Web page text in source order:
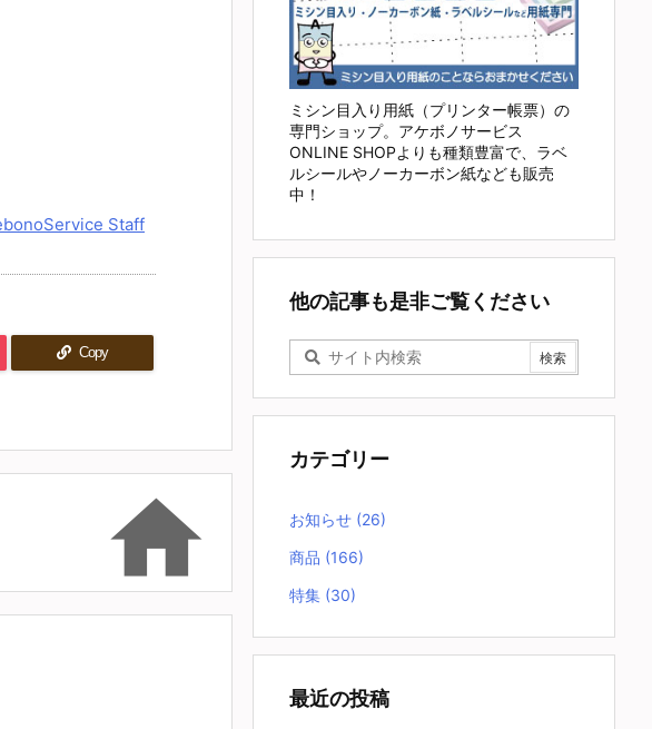
Staff
Copy

ミシン目入り用紙（プリンター帳票）の
専門ショップ。アケボノサービス
ONLINE SHOPよりも種類豊富で、ラベ
ルシールやノーカーボン紙なども販売
中！
他の記事も是非ご覧ください
カテゴリー
お知らせ (26)
商品 (166)
特集 (30)
最近の投稿